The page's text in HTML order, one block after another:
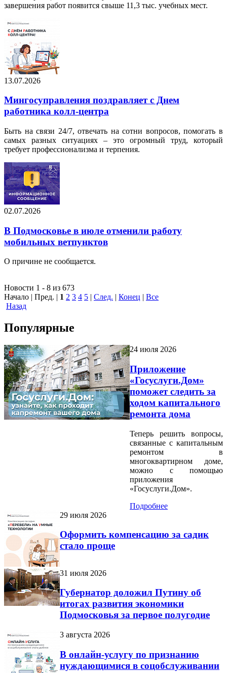
завершения работ появится свыше 11,3 тыс. учебных мест.
13.07.2026
Мингосуправления поздравляет с Днем
работника колл‑центра
Быть на связи 24/7, отвечать на сотни вопросов, помогать в
самых разных ситуациях – это огромный труд, который
требует профессионализма и терпения.
02.07.2026
В Подмосковье в июле отменили работу
мобильных ветпунктов
О причине не сообщается.
Новости 1 - 8 из 673
Начало | Пред. | 1 2 3 4 5 | След. | Конец | Все
Назад
Популярные
24 июля 2026
Приложение
«Госуслуги.Дом»
поможет следить за
ходом капитального
ремонта дома
Теперь решить вопросы,
связанные с капитальным
ремонтом в
многоквартирном доме,
можно с помощью
приложения
«Госуслуги.Дом».
Подробнее
29 июля 2026
Оформить компенсацию за садик
стало проще
31 июля 2026
Губернатор доложил Путину об
итогах развития экономики
Подмосковья за первое полугодие
3 августа 2026
В онлайн-услугу по признанию
нуждающимися в соцобслуживании